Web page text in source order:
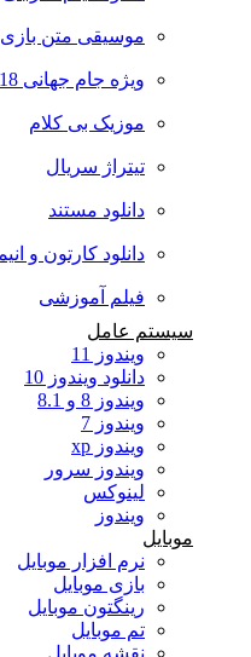
موسیقی متن بازی و فیلم
ویژه جام جهانی 2018 روسیه
موزیک بی کلام
تیتراژ سریال
دانلود مستند
دانلود کارتون و انیمیشن
فیلم آموزشی
سیستم عامل
ویندوز 11
دانلود ویندوز 10
ویندوز 8 و 8.1
ویندوز 7
ویندوز xp
ویندوز سرور
لینوکس
ویندوز
نرم افزار موبایل
بازی موبایل
رینگتون موبایل
تم موبایل
نقشه موبایل